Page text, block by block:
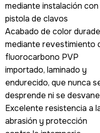
mediante instalación con
pistola de clavos
Acabado de color
mediante revestimiento
fluorocarbono PVP
importado, laminado y
endurecido, que nunca
desprende ni se
Excelente resistencia a
abrasión y protección